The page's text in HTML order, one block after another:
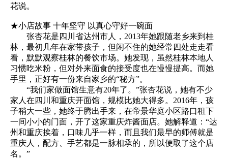
花说。
★小店故事 十年坚守 以真心守好一碗面
张杏花是四川省达州市人，2013年她跟随老乡来到桂
林，最初几年在家带孩子，但闲不住的她经常四处走走看
看，默默观察桂林的餐饮市场。她发现，虽然桂林本地人
习惯吃米粉，但对外来面食的接受度也在慢慢提高。而她
手里，正好有一份来自家乡的“秘方”。
“我们家做面馆生意有20年了。”张杏花说，她有不少
家人在四川和重庆开面馆，规模比她大得多。2016年，孩
子稍大一些，她终于腾出手来，在帝景华庭小区路口租下
一间小小的门面，开了这家重庆炸酱面店。她解释道：“达
州和重庆挨着，口味几乎一样，而且我们最早的师傅就是
重庆人，配方、手艺都是一脉相承的，所以便取了这个店
名。”